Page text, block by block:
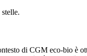
di CGM eco-bio è